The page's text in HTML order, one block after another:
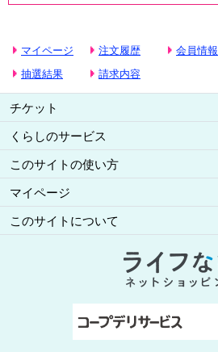
マイページ 注文履歴
会員情報
抽選結果
請求内容
チケット
くらしのサービス
このサイトの使い方
マイページ
このサイトについて